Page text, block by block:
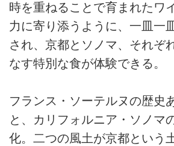
時を重ねることで育まれたワ
力に寄り添うように、一皿一
され、京都とソノマ、それぞ
なす特別な食が体験できる。
フランス・ソーテルヌの歴史
と、カリフォルニア・ソノマ
化。二つの風土が京都という